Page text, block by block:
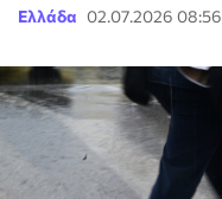
Ελλάδα 02.07.2026 08:56